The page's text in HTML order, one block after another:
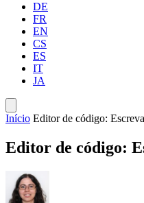
DE
FR
EN
CS
ES
IT
JA
Início Editor de código:
Editor de código: